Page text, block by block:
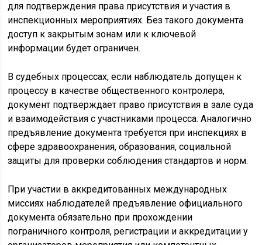
для подтверждения права присутствия и участия в
инспекционных мероприятиях. Без такого документа
доступ к закрытым зонам или к ключевой
информации будет ограничен.
В судебных процессах, если наблюдатель допущен к
процессу в качестве общественного контролера,
документ подтверждает право присутствия в зале суда
и взаимодействия с участниками процесса. Аналогично
предъявление документа требуется при инспекциях в
сфере здравоохранения, образования, социальной
защиты для проверки соблюдения стандартов и норм.
При участии в аккредитованных международных
миссиях наблюдателей предъявление официального
документа обязательно при прохождении
пограничного контроля, регистрации и аккредитации у